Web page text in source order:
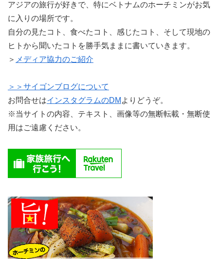
アジアの旅行が好きで、特にベトナムのホーチミンがお気
に入りの場所です。
自分の見たコト、食べたコト、感じたコト、そして現地の
ヒトから聞いたコトを勝手気ままに書いていきます。
＞ メディア協力のご紹介
＞＞サイゴンブログについて
お問合せはインスタグラムのDM よりどうぞ。
※当サイトの内容、テキスト、画像等の無断転載・無断使
用はご遠慮ください。